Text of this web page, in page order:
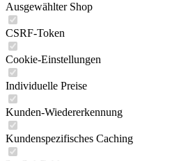
Ausgewählter Shop
CSRF-Token
Cookie-Einstellungen
Individuelle Preise
Kunden-Wiedererkennung
Kundenspezifisches Caching